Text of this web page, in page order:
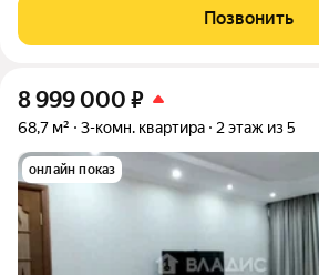
Общая площадь 67,1 м, кухня 8,7 м. У
планировка - распашонка, с
Позвонить
8 999 000 ₽
68,7 м² 3-комн. квартира 2 этаж из 5
онлайн показ